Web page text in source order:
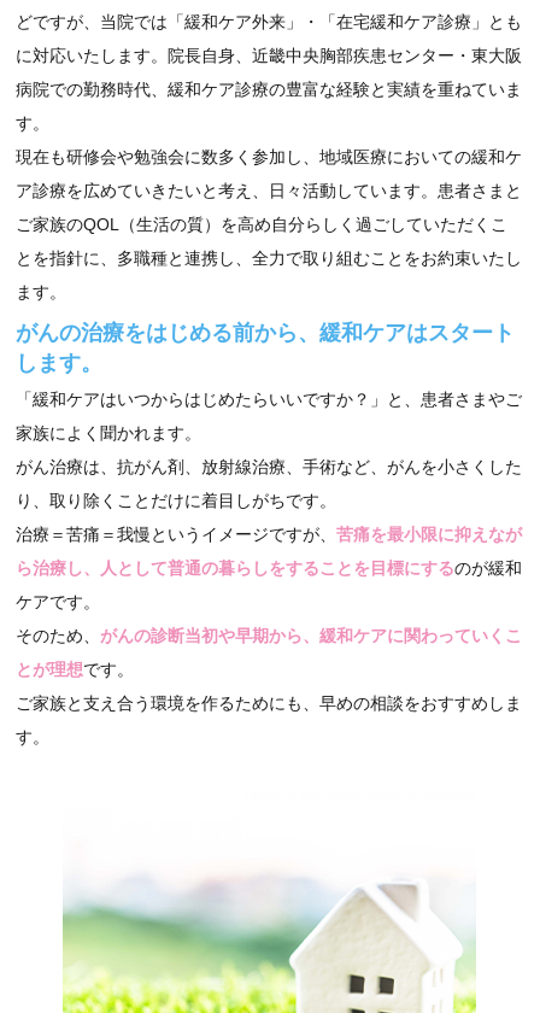
どですが、当院では「緩和ケア外来」・「在宅緩和ケア診療」とも
に対応いたします。院長自身、近畿中央胸部疾患センター・東大阪
病院での勤務時代、緩和ケア診療の豊富な経験と実績を重ねていま
す。
現在も研修会や勉強会に数多く参加し、地域医療においての緩和ケ
ア診療を広めていきたいと考え、日々活動しています。患者さまと
ご家族のQOL（生活の質）を高め自分らしく過ごしていただくこ
とを指針に、多職種と連携し、全力で取り組むことをお約束いたし
ます。
がんの治療をはじめる前から、緩和ケアはスタート
します。
「緩和ケアはいつからはじめたらいいですか？」と、患者さまやご
家族によく聞かれます。
がん治療は、抗がん剤、放射線治療、手術など、がんを小さくした
り、取り除くことだけに着目しがちです。
治療＝苦痛＝我慢というイメージですが、苦痛を最小限に抑えなが
ら治療し、人として普通の暮らしをすることを目標にするのが緩和
ケアです。
そのため、 がんの診断当初や早期から、緩和ケアに関わっていくこ
とが理想です。
ご家族と支え合う環境を作るためにも、早めの相談をおすすめしま
す。